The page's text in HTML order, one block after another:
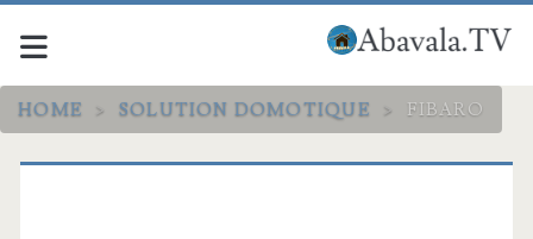
HOME > SOLUTION DOMOTIQUE > FIBARO